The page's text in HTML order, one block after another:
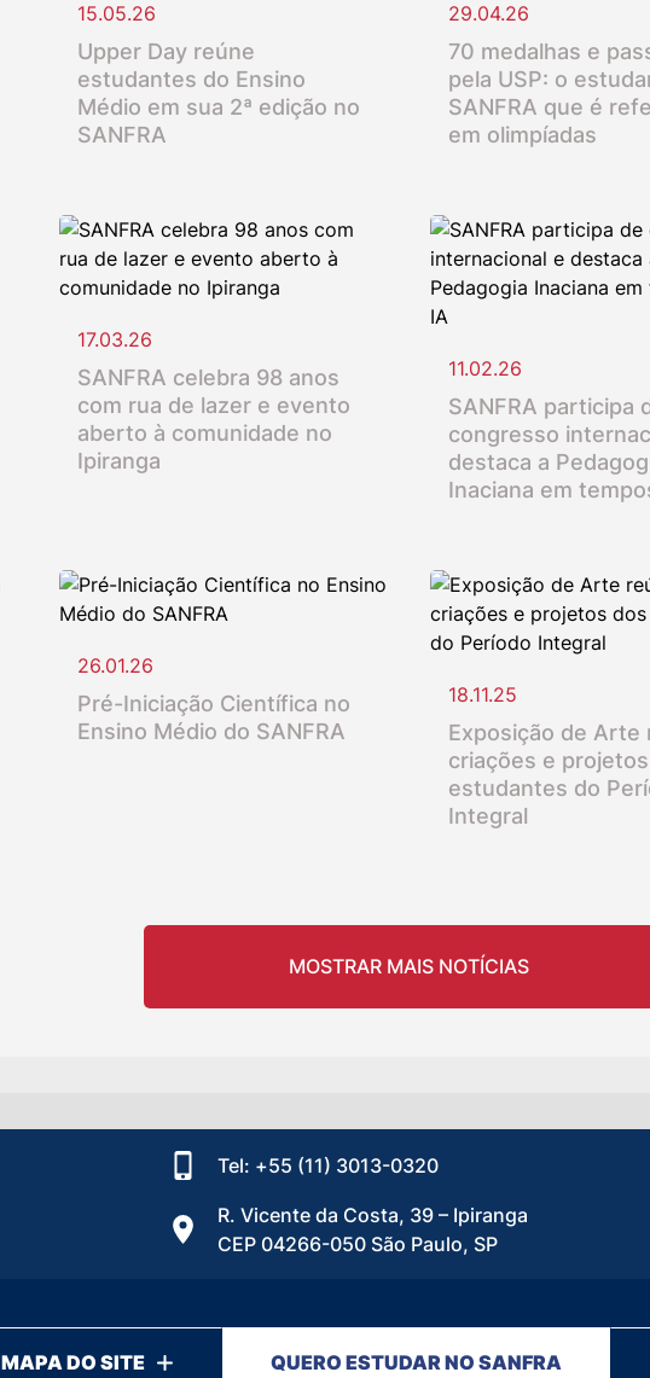
15.05.26
Upper Day reúne
estudantes do Ensino
Médio em sua 2ª edição no
SANFRA
29.04.26
70 medalhas e
pela USP: o
SANFRA que é
em olimpíadas
17.03.26
SANFRA celebra 98 anos
com rua de lazer e evento
aberto à comunidade no
Ipiranga
11.02.26
SANFRA participa
congresso
destaca a
Inaciana em
26.01.26
Pré-Iniciação Científica no
Ensino Médio do SANFRA
18.11.25
Exposição de Arte
criações e
estudantes do
Integral
MOSTRAR MAIS NOTÍCIAS
Tel: +55 (11) 3013-0320
R. Vicente da Costa, 39 – Ipiranga
CEP 04266-050 São Paulo, SP
MAPA DO SITE QUERO ESTUDAR NO SANFRA